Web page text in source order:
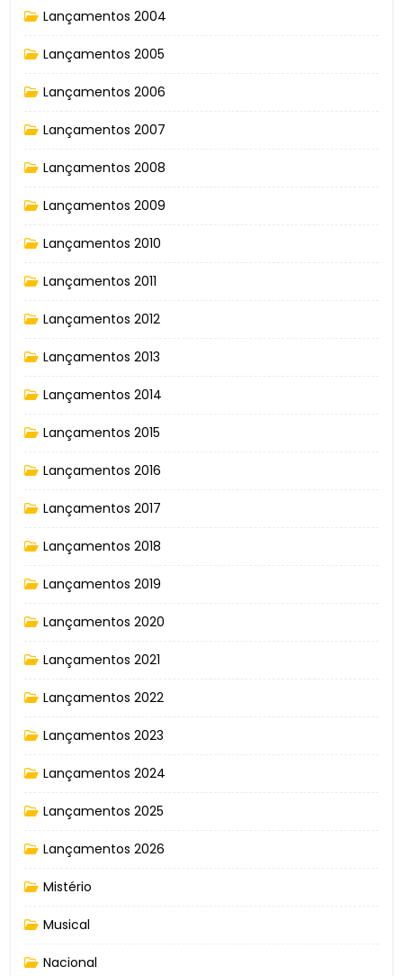
Lançamentos 2004
Lançamentos 2005
Lançamentos 2006
Lançamentos 2007
Lançamentos 2008
Lançamentos 2009
Lançamentos 2010
Lançamentos 2011
Lançamentos 2012
Lançamentos 2013
Lançamentos 2014
Lançamentos 2015
Lançamentos 2016
Lançamentos 2017
Lançamentos 2018
Lançamentos 2019
Lançamentos 2020
Lançamentos 2021
Lançamentos 2022
Lançamentos 2023
Lançamentos 2024
Lançamentos 2025
Lançamentos 2026
Mistério
Musical
Nacional